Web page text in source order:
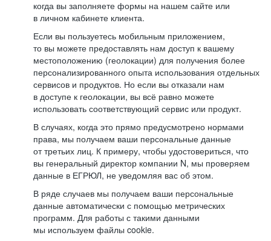
когда вы заполняете формы на нашем сайте или
в личном кабинете клиента.
Если вы пользуетесь мобильным приложением,
то вы можете предоставлять нам доступ к вашему
местоположению (геолокации) для получения более
персонализированного опыта использования отдельных
сервисов и продуктов. Но если вы отказали нам
в доступе к геолокации, вы всё равно можете
использовать соответствующий сервис или продукт.
В случаях, когда это прямо предусмотрено нормами
права, мы получаем ваши персональные данные
от третьих лиц. К примеру, чтобы удостовериться, что
вы генеральный директор компании N, мы проверяем
данные в ЕГРЮЛ, не уведомляя вас об этом.
В ряде случаев мы получаем ваши персональные
данные автоматически с помощью метрических
программ. Для работы с такими данными
мы используем файлы cookie.